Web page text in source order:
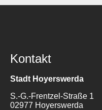
Kontakt
Stadt Hoyerswerda
S.-G.-Frentzel-Straße 1
02977 Hoyerswerda